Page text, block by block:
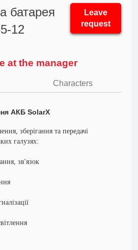
батарея
12
Leave
request
at the manager
Characters
АКБ SolarX
зберігання та передачі
галузях:
зв'язок